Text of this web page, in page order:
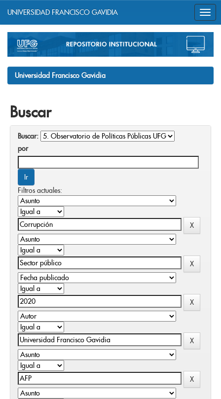
navigation
UNIVERSIDAD FRANCISCO GAVIDIA
Universidad Francisco Gavidia
Buscar
Buscar:
por
Filtros actuales: